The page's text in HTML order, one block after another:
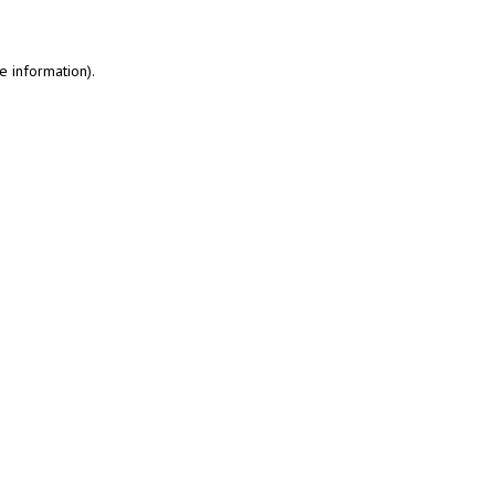
information).